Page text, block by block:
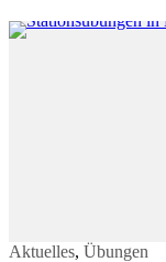
Aktuelles, Übungen